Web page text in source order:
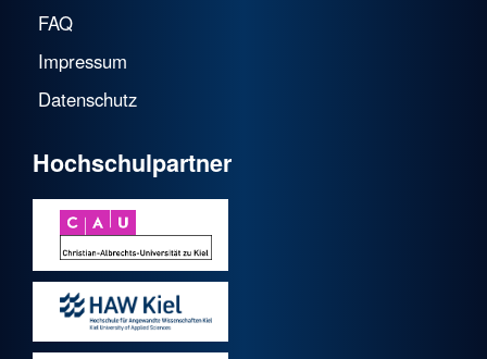
FAQ
Impressum
Datenschutz
Hochschulpartner